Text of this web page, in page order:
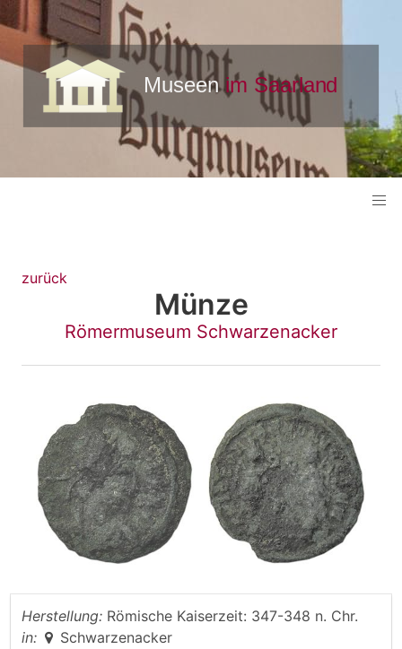
zurück
Münze
Römermuseum Schwarzenacker
Herstellung: Römische Kaiserzeit: 347-348 n. Chr.
in:
Schwarzenacker